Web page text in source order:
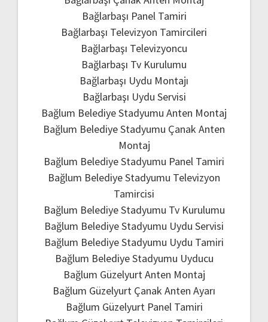
Bağlarbaşı Panel Tamiri
Bağlarbaşı Televizyon Tamircileri
Bağlarbaşı Televizyoncu
Bağlarbaşı Tv Kurulumu
Bağlarbaşı Uydu Montajı
Bağlarbaşı Uydu Servisi
Bağlum Belediye Stadyumu Anten Montaj
Bağlum Belediye Stadyumu Çanak Anten
Montaj
Bağlum Belediye Stadyumu Panel Tamiri
Bağlum Belediye Stadyumu Televizyon
Tamircisi
Bağlum Belediye Stadyumu Tv Kurulumu
Bağlum Belediye Stadyumu Uydu Servisi
Bağlum Belediye Stadyumu Uydu Tamiri
Bağlum Belediye Stadyumu Uyducu
Bağlum Güzelyurt Anten Montaj
Bağlum Güzelyurt Çanak Anten Ayarı
Bağlum Güzelyurt Panel Tamiri